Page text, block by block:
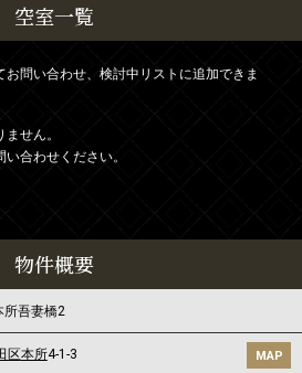
空室一覧
問い合わせ、検討中リストに追加できま
せん。
い合わせください。
物件概要
所吾妻橋2
区本所4-1-3 MAP